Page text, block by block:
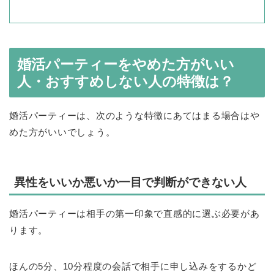
婚活パーティーをやめた方がいい
人・おすすめしない人の特徴は？
婚活パーティーは、次のような特徴にあてはまる場合はや
めた方がいいでしょう。
異性をいいか悪いか一目で判断ができない人
婚活パーティーは相手の第一印象で直感的に選ぶ必要があ
ります。
ほんの5分、10分程度の会話で相手に申し込みをするかど